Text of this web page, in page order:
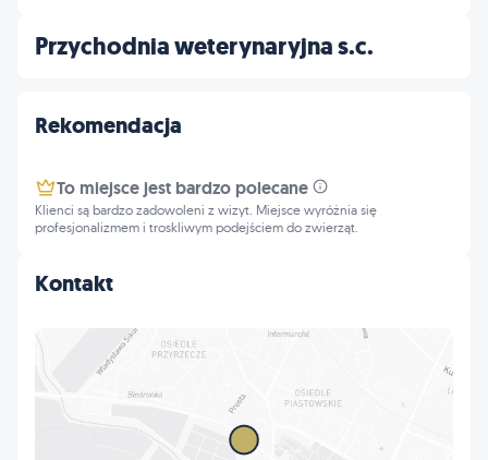
Przychodnia weterynaryjna s.c.
Kontakt
Rekomendacja
To miejsce jest bardzo polecane
Klienci są bardzo zadowoleni z wizyt. Miejsce wyróżnia się
profesjonalizmem i troskliwym podejściem do zwierząt.